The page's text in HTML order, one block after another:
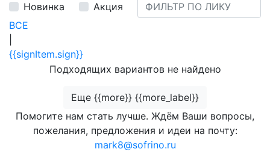
Новинка
Акция
ВСЕ
{{signItem.sign}}
Подходящих вариантов не найдено
Еще {{more}} {{more_label}}
Помогите нам стать лучше. Ждём Ваши вопросы,
пожелания, предложения и идеи на почту:
mark8@sofrino.ru